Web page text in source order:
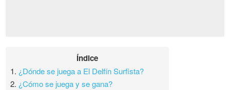
Índice
1. ¿Dónde se juega a El Delfín Surfista?
2. ¿Cómo se juega y se gana?